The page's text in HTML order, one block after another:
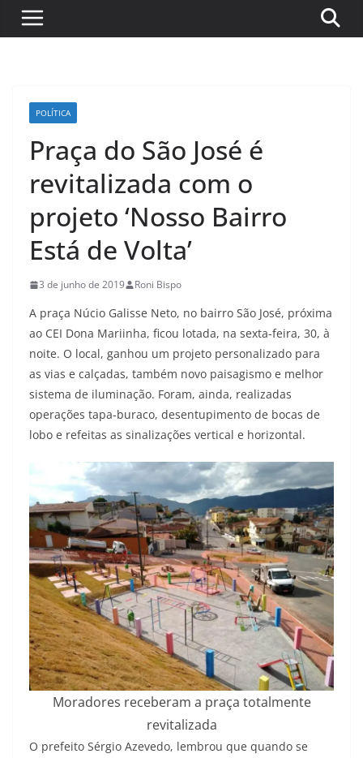
POLÍTICA
Praça do São José é
revitalizada com o
projeto ‘Nosso Bairro
Está de Volta’
3 de junho de 2019 Roni Bispo
A praça Núcio Galisse Neto, no bairro São José, próxima
ao CEI Dona Mariinha, ficou lotada, na sexta-feira, 30, à
noite. O local, ganhou um projeto personalizado para
as vias e calçadas, também novo paisagismo e melhor
sistema de iluminação. Foram, ainda, realizadas
operações tapa-buraco, desentupimento de bocas de
lobo e refeitas as sinalizações vertical e horizontal.
Moradores receberam a praça totalmente
revitalizada
O prefeito Sérgio Azevedo, lembrou que quando se